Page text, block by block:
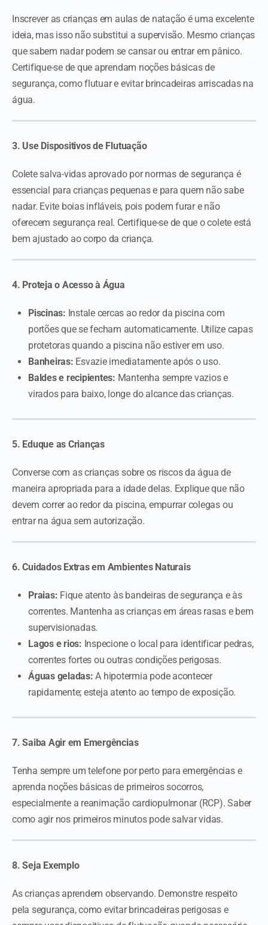
Inscrever as crianças em aulas de natação é uma excelente
ideia, mas isso não substitui a supervisão. Mesmo crianças
que sabem nadar podem se cansar ou entrar em pânico.
Certifique-se de que aprendam noções básicas de
segurança, como flutuar e evitar brincadeiras arriscadas na
água.
3. Use Dispositivos de Flutuação
Colete salva-vidas aprovado por normas de segurança é
essencial para crianças pequenas e para quem não sabe
nadar. Evite boias infláveis, pois podem furar e não
oferecem segurança real. Certifique-se de que o colete está
bem ajustado ao corpo da criança.
4. Proteja o Acesso à Água
Piscinas: Instale cercas ao redor da piscina com
portões que se fecham automaticamente. Utilize capas
protetoras quando a piscina não estiver em uso.
Banheiras: Esvazie imediatamente após o uso.
Baldes e recipientes: Mantenha sempre vazios e
virados para baixo, longe do alcance das crianças.
5. Eduque as Crianças
Converse com as crianças sobre os riscos da água de
maneira apropriada para a idade delas. Explique que não
devem correr ao redor da piscina, empurrar colegas ou
entrar na água sem autorização.
6. Cuidados Extras em Ambientes Naturais
Praias: Fique atento às bandeiras de segurança e às
correntes. Mantenha as crianças em áreas rasas e bem
supervisionadas.
Lagos e rios: Inspecione o local para identificar pedras,
correntes fortes ou outras condições perigosas.
Águas geladas: A hipotermia pode acontecer
rapidamente; esteja atento ao tempo de exposição.
7. Saiba Agir em Emergências
Tenha sempre um telefone por perto para emergências e
aprenda noções básicas de primeiros socorros,
especialmente a reanimação cardiopulmonar (RCP). Saber
como agir nos primeiros minutos pode salvar vidas.
8. Seja Exemplo
As crianças aprendem observando. Demonstre respeito
pela segurança, como evitar brincadeiras perigosas e